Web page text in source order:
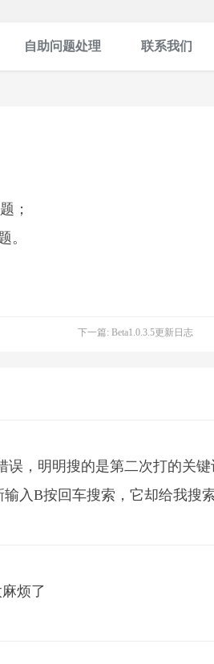
自助问题处理 联系我们
；
。
下一篇: Beta1.0.3.5更新日志
误，明明搜的是第二次打的关
入B按回车搜索，它却给我搜
烦了